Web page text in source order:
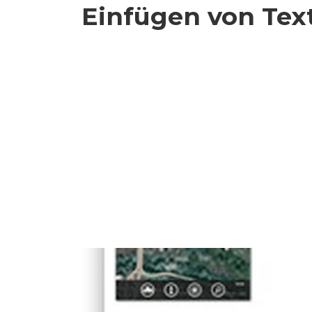
Einfügen von